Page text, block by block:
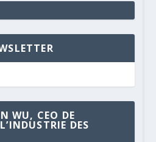
WU, CEO DE
DES